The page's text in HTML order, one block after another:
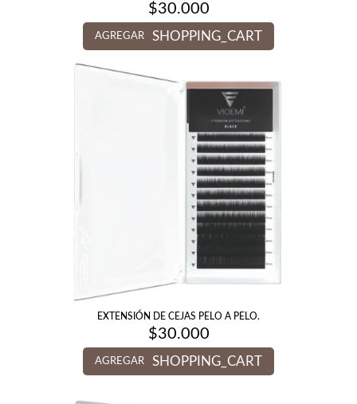
$30.000
AGREGAR SHOPPING_CART
EXTENSIÓN DE CEJAS PELO A PELO.
$30.000
AGREGAR SHOPPING_CART